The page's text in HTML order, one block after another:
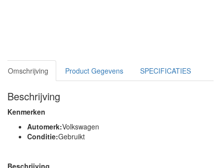
Omschrijving Product Gegevens SPECIFICATIES
Beschrijving
Kenmerken
Automerk:Volkswagen
Conditie:Gebruikt
Beschrijving